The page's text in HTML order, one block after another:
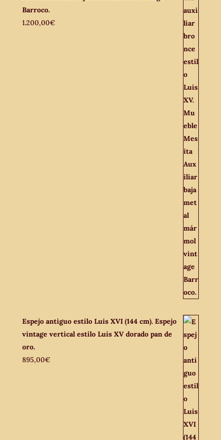
Barroco.
1.200,00€
Espejo antiguo estilo Luis XVI (144 cm). Espejo
vintage vertical estilo Luis XV dorado pan de
oro.
895,00€